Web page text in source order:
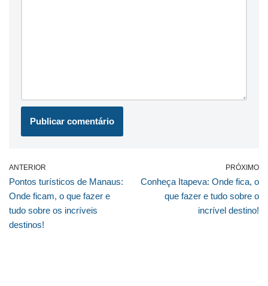
ANTERIOR
Pontos turísticos de Manaus:
Onde ficam, o que fazer e
tudo sobre os incríveis
destinos!
PRÓXIMO
Conheça Itapeva: Onde fica, o
que fazer e tudo sobre o
incrível destino!